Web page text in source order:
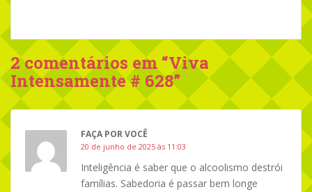
2 comentários em “Viva
Intensamente # 628”
FAÇA POR VOCÊ
20 de junho de 2025 às 11:03
Inteligência é saber que o alcoolismo destrói
famílias. Sabedoria é passar bem longe